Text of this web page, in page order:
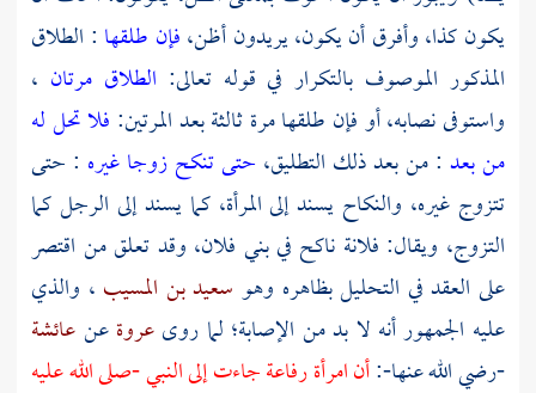
يكون كذا، وأفرق أن يكون، يريدون أظن،فإن طلقها : الطلاق
المذكور الموصوف بالتكرار في قوله تعالى: الطلاق مرتان ،
واستوفى نصابه، أو فإن طلقها مرة ثالثة بعد المرتين: فلا تحل له
من بعد : من بعد ذلك التطليق، حتى تنكح زوجا غيره : حتى
تتزوج غيره، والنكاح يسند إلى المرأة، كما يسند إلى الرجل كما
التزوج، ويقال: فلانة ناكح في بني فلان، وقد تعلق من اقتصر
على العقد في التحليل بظاهره وهو سعيد بن المسيب ، والذي
عليه الجمهور أنه لا بد من الإصابة؛ لما روىعروةعنعائشة
-رضي الله عنها-:أنامرأة رفاعةجاءت إلى النبي -صلى الله عليه